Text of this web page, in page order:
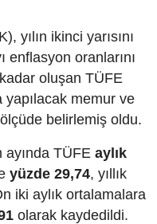
yılın ikinci yarısını
enflasyon oranlarını
oluşan TÜFE
memur ve
belirlemiş oldu.
ayında TÜFE aylık
yüzde 29,74, yıllık
iki aylık ortalamalara
olarak kaydedildi.